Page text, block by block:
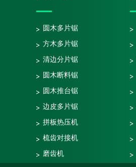
圆木多片锯
方木多片锯
清边分片锯
圆木断料锯
圆木推台锯
边皮多片锯
拼板热压机
梳齿对接机
磨齿机